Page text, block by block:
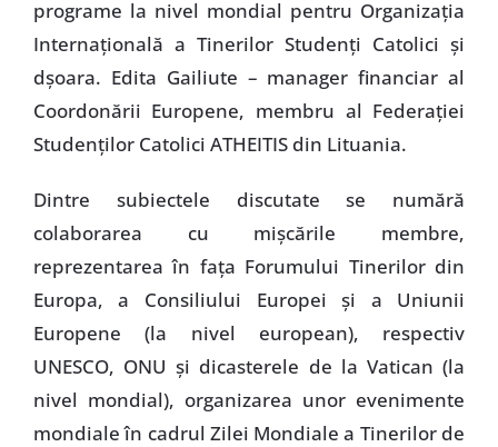
programe la nivel mondial pentru Organizaţia
Internaţională a Tinerilor Studenţi Catolici şi
dşoara. Edita Gailiute – manager financiar al
Coordonării Europene, membru al Federaţiei
Studenţilor Catolici ATHEITIS din Lituania.
Dintre subiectele discutate se numără
colaborarea cu mişcările membre,
reprezentarea în faţa Forumului Tinerilor din
Europa, a Consiliului Europei şi a Uniunii
Europene (la nivel european), respectiv
UNESCO, ONU şi dicasterele de la Vatican (la
nivel mondial), organizarea unor evenimente
mondiale în cadrul Zilei Mondiale a Tinerilor de